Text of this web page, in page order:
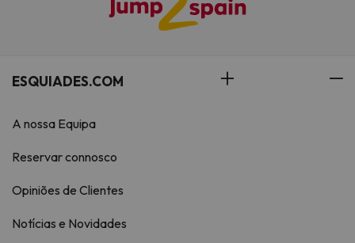
ESQUIADES.COM
A nossa Equipa
Reservar connosco
Opiniões de Clientes
Notícias e Novidades